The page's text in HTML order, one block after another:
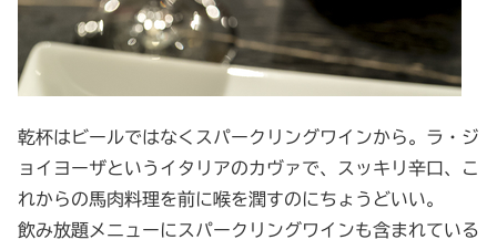
乾杯はビールではなくスパークリングワインから。ラ・ジ
ョイヨーザというイタリアのカヴァで、スッキリ辛口、こ
れからの馬肉料理を前に喉を潤すのにちょうどいい。
飲み放題メニューにスパークリングワインも含まれている